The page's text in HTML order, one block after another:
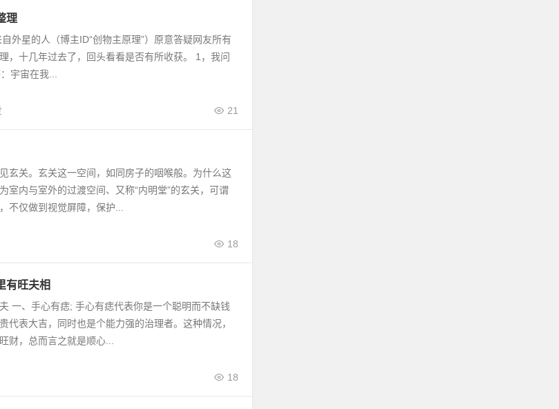
理
外星的人（博主ID“创物主原理”）原意答疑网友所有
，十几年过去了，回头看看是否有所收获。 1，我问
宇宙在我...
21
玄关。玄关这一空间，如同房子的咽喉般。为什么这
室内与室外的过渡空间、又称“内明堂”的玄关，可谓
不仅做到视觉屏障，保护...
18
有旺夫相
一、手心有痣; 手心有痣代表你是一个聪明而不缺钱
代表大吉，同时也是个能力强的治理者。这种情况，
财，总而言之就是顺心...
18